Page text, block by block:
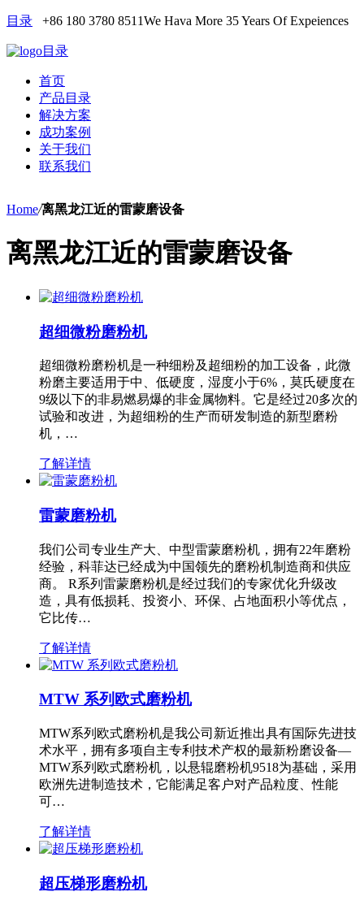
目录 +86 180 3780 8511We Hava More 35 Years Of Expeiences
目录
首页
产品目录
解决方案
成功案例
关于我们
联系我们
Home/离黑龙江近的雷蒙磨设备
离黑龙江近的雷蒙磨设备
超细微粉磨粉机
超细微粉磨粉机是一种细粉及超细粉的加工设备，此微
粉磨主要适用于中、低硬度，湿度小于6%，莫氏硬度在
9级以下的非易燃易爆的非金属物料。它是经过20多次的
试验和改进，为超细粉的生产而研发制造的新型磨粉
机，…
了解详情
雷蒙磨粉机
我们公司专业生产大、中型雷蒙磨粉机，拥有22年磨粉
经验，科菲达已经成为中国领先的磨粉机制造商和供应
商。 R系列雷蒙磨粉机是经过我们的专家优化升级改
造，具有低损耗、投资小、环保、占地面积小等优点，
它比传…
了解详情
MTW 系列欧式磨粉机
MTW系列欧式磨粉机是我公司新近推出具有国际先进技
术水平，拥有多项自主专利技术产权的最新粉磨设备—
MTW系列欧式磨粉机，以悬辊磨粉机9518为基础，采用
欧洲先进制造技术，它能满足客户对产品粒度、性能
可…
了解详情
超压梯形磨粉机